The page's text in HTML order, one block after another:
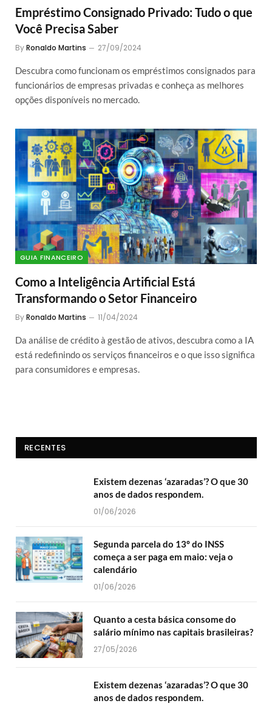
Empréstimo Consignado Privado: Tudo o que
Você Precisa Saber
ByRonaldo Martins 27/09/2024
Descubra como funcionam os empréstimos consignados para
funcionários de empresas privadas e conheça as melhores
opções disponíveis no mercado.
GUIA FINANCEIRO
Como a Inteligência Artificial Está
Transformando o Setor Financeiro
ByRonaldo Martins 11/04/2024
Da análise de crédito à gestão de ativos, descubra como a IA
está redefinindo os serviços financeiros e o que isso significa
para consumidores e empresas.
RECENTES
Existem dezenas ‘azaradas’? O que 30
anos de dados respondem.
01/06/2026
Segunda parcela do 13º do INSS
começa a ser paga em maio: veja o
calendário
01/06/2026
Quanto a cesta básica consome do
salário mínimo nas capitais brasileiras?
27/05/2026
Existem dezenas ‘azaradas’? O que 30
anos de dados respondem.